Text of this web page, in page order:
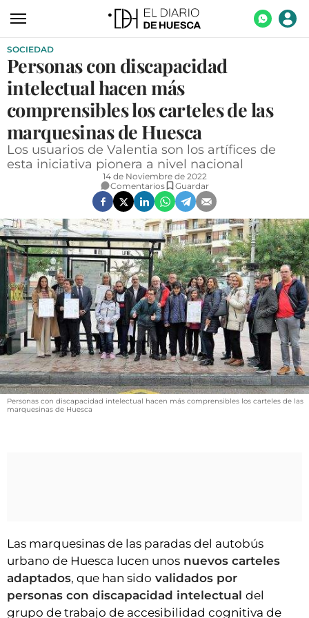
ACTUALIDAD
ECONOMÍA
TURISMO
AGROALIMENTACIÓN
SOCIEDAD
OPINIÓN
GALERÍAS
VÍDEOS
CONTACTAR
FIESTAS EN EL ALTO ARAGÓN
FIESTAS DE SAN LORENZO
AGENDA
CLUB DEL AMIGO MILITANTE
INICIAR SESIÓN
SOCIEDAD
Personas con discapacidad
intelectual hacen más
comprensibles los carteles de las
marquesinas de Huesca
Los usuarios de Valentia son los artífices de
esta iniciativa pionera a nivel nacional
14 de Noviembre de 2022
Comentarios
Guardar
Personas con discapacidad intelectual hacen más comprensibles los carteles de las
marquesinas de Huesca
Las marquesinas de las paradas del autobús
urbano de Huesca lucen unos nuevos carteles
adaptados, que han sido validados por
personas con discapacidad intelectual del
grupo de trabajo de accesibilidad cognitiva de